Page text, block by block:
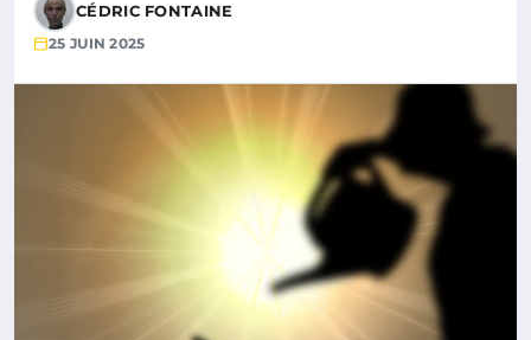
CÉDRIC FONTAINE
25 JUIN 2025